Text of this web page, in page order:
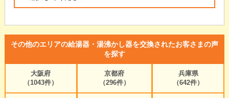
その他のエリアの給湯器・湯沸かし器を交換されたお客さまの声
を探す
大阪府
（1043件）
京都府
（296件）
兵庫県
（642件）